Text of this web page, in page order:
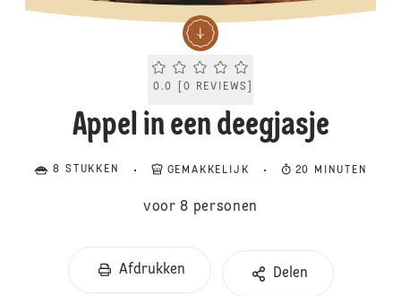
Current rating 0.0. Click to rate.
0.0 [0 REVIEWS
Appel in een deegjasje
8 STUKKEN GEMAKKELIJK 20 MINUTEN
voor 8 personen
Afdrukken Delen